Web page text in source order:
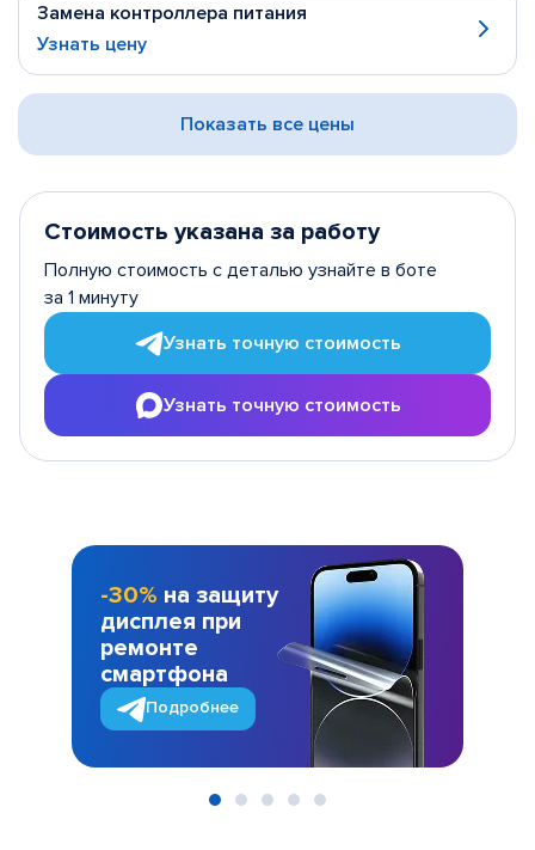
Замена контроллера питания
Узнать цену
Показать все цены
Стоимость указана за работу
Полную стоимость с деталью узнайте в боте
за 1 минуту
Узнать точную стоимость
Узнать точную стоимость
-30% на защиту
дисплея при
ремонте
смартфона
Подробнее